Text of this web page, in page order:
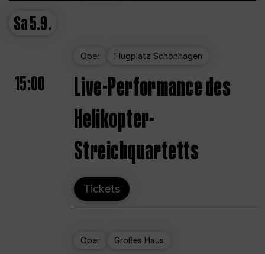
Sa5.9.
Oper Flugplatz Schönhagen
15:00
Live-Performance des
Helikopter-
Streichquartetts
Tickets
Oper Großes Haus